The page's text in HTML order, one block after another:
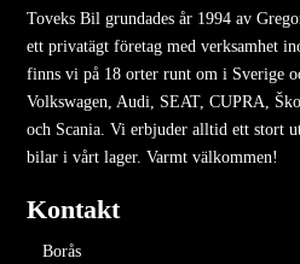
Toveks Bil grundades år 1994 av
ett privatägt företag med verksamhet
finns vi på 18 orter runt om i Sverige
Volkswagen, Audi, SEAT, CUPRA,
och Scania. Vi erbjuder alltid ett stort
bilar i vårt lager. Varmt välkommen!
Kontakt
Borås